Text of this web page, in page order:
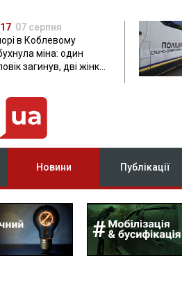
07 серпня
в Коблевому
міна: один
загинув, дві жінки
Новини Публікації